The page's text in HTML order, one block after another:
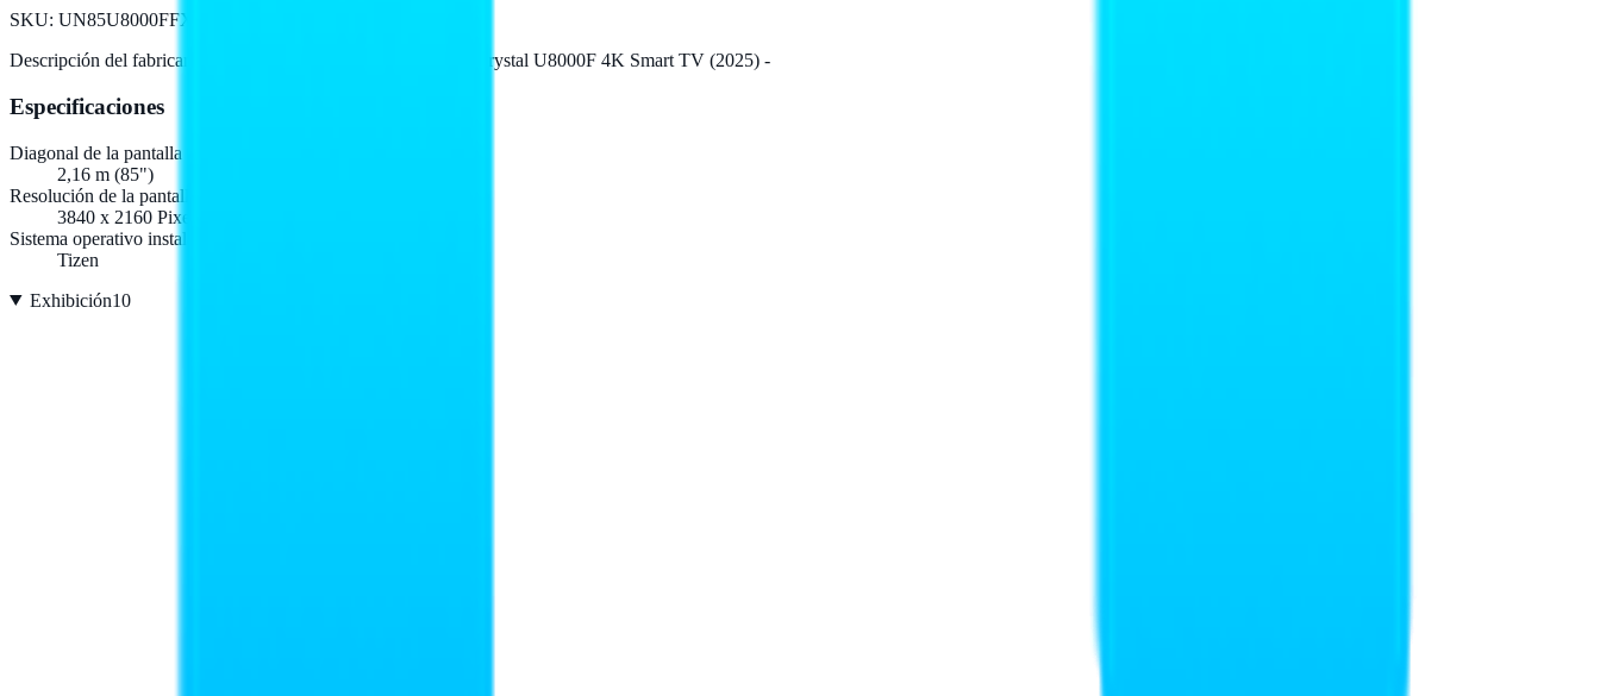
SKU: UN85U8000FFXZX
Descripción del fabricante:
Pantalla SAMSUNG 85 pulgadas Crystal U8000F 4K Smart TV (2025) -
Especificaciones
Diagonal de la pantalla
2,16 m (85")
Resolución de la pantalla
3840 x 2160 Pixeles
Sistema operativo instalado
Tizen
Exhibición10